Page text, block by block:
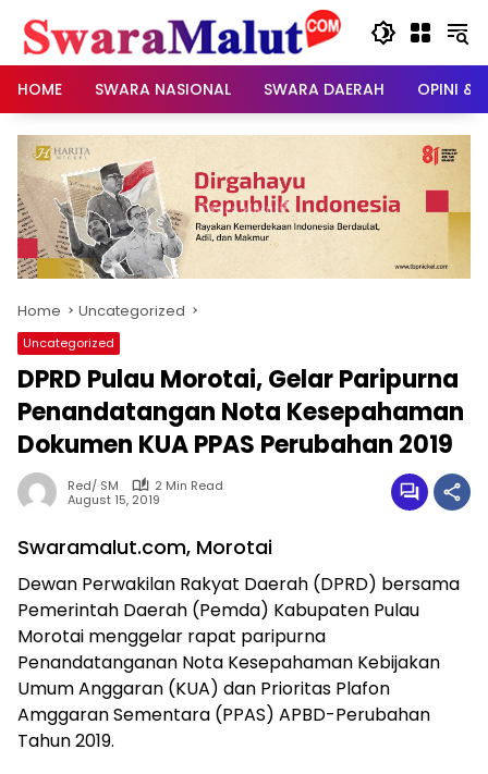
content
HOME
SWARA NASIONAL SWARA DAERAH OPINI &
Home Uncategorized
Uncategorized
DPRD Pulau Morotai, Gelar Paripurna
Penandatangan Nota Kesepahaman
Dokumen KUA PPAS Perubahan 2019
Red/ SM
2 Min Read
August 15, 2019
Swaramalut.com, Morotai
Dewan Perwakilan Rakyat Daerah (DPRD) bersama
Pemerintah Daerah (Pemda) Kabupaten Pulau
Morotai menggelar rapat paripurna
Penandatanganan Nota Kesepahaman Kebijakan
Umum Anggaran (KUA) dan Prioritas Plafon
Amggaran Sementara (PPAS) APBD-Perubahan
Tahun 2019.